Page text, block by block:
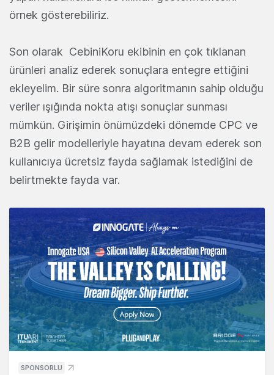
örnek gösterebiliriz.
Son olarak CebiniKoru ekibinin en çok tıklanan
ürünleri analiz ederek sonuçlara entegre ettiğini
ekleyelim. Bir süre sonra algoritmanın sahip olduğu
veriler ışığında nokta atışı sonuçlar sunması
mümkün. Girişimin önümüzdeki dönemde CPC ve
B2B gelir modelleriyle hayatına devam ederek son
kullanıcıya ücretsiz fayda sağlamak istediğini de
belirtmekte fayda var.
SPONSORLU